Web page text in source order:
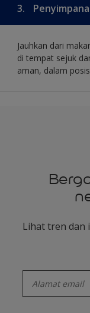
3.
Jauhkan dari
di tempat sejuk
aman, dalam
Lihat tren dan